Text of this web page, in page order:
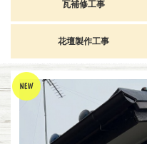
瓦補修工事
花壇製作工事